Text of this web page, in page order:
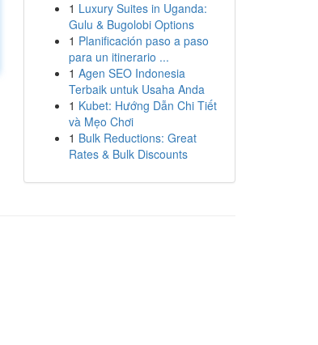
1 Luxury Suites in Uganda:
Gulu & Bugolobi Options
1 Planificación paso a paso
para un itinerario ...
1 Agen SEO Indonesia
Terbaik untuk Usaha Anda
1 Kubet: Hướng Dẫn Chi Tiết
và Mẹo Chơi
1 Bulk Reductions: Great
Rates & Bulk Discounts